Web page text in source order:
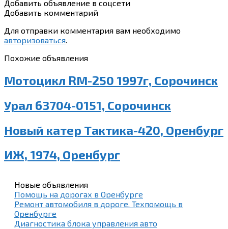
Добавить объявление в соцсети
Добавить комментарий
Для отправки комментария вам необходимо
авторизоваться.
Похожие объявления
Мотоцикл RM-250 1997г, Сорочинск
Урал 63704-0151, Сорочинск
Новый катер Тактика-420, Оренбург
ИЖ, 1974, Оренбург
Новые объявления
Помощь на дорогах в Оренбурге
Ремонт автомобиля в дороге. Техпомощь в
Оренбурге
Диагностика блока управления авто